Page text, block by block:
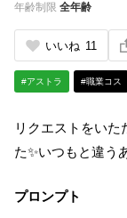
年齢制限 全年齢
いいね 11
#アストラ #職業コス
リクエストをい
た✨いつもと違う
プロンプト